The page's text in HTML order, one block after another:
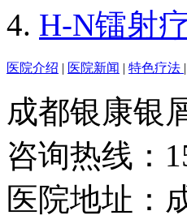
H-N镭射
医院介绍 | 医院新闻 | 特色疗法 |
成都银康银
咨询热线：
医院地址：